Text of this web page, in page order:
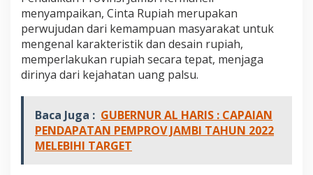
menyampaikan, Cinta Rupiah merupakan
perwujudan dari kemampuan masyarakat untuk
mengenal karakteristik dan desain rupiah,
memperlakukan rupiah secara tepat, menjaga
dirinya dari kejahatan uang palsu.
Baca Juga : GUBERNUR AL HARIS : CAPAIAN
PENDAPATAN PEMPROV JAMBI TAHUN 2022
MELEBIHI TARGET